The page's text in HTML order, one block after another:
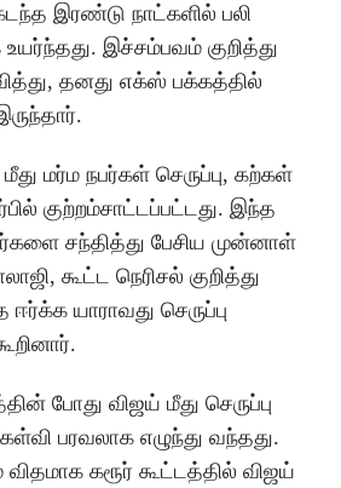
இரண்டு நாட்களில் பலி
இச்சம்பவம் குறித்து
தனது எக்ஸ் பக்கத்தில்
மர்ம நபர்கள் செருப்பு, கற்கள்
குற்றம்சாட்டப்பட்டது. இந்த
சந்தித்து பேசிய முன்னாள்
கூட்ட நெரிசல் குறித்து
யாராவது செருப்பு
போது விஜய் மீது செருப்பு
பரவலாக எழுந்து வந்தது.
விதமாக கரூர் கூட்டத்தில் விஜய்